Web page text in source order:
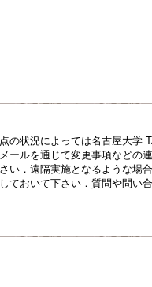
状況によっては名古屋大学
ルを通じて変更事項などの
．遠隔実施となるような場
ておいて下さい．質問や問い